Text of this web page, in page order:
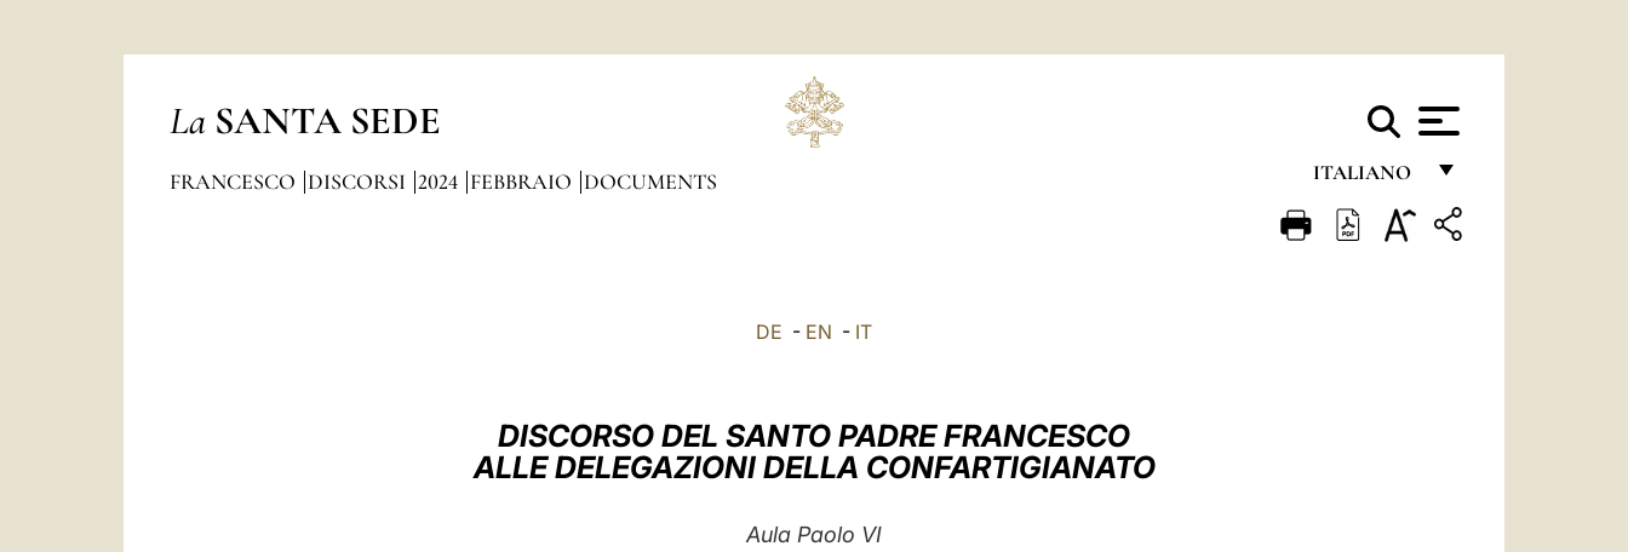
La SANTA SEDE
ITALIANO
FRANÇAIS
FRANCESCO DISCORSI 2024 FEBBRAIO DOCUMENTS
DE - EN - IT
DISCORSO DEL SANTO PADRE FRANCESCO
ALLE DELEGAZIONI DELLA CONFARTIGIANATO
Aula Paolo VI